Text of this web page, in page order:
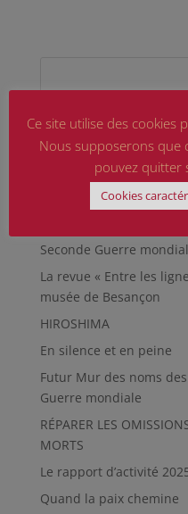
Articles récents
Marguerite MARTIN
Hommage aux
d’aujourd’hui
Seconde Guerre
La revue « Entre les
musée de Besançon
HIROSHIMA
En silence et en peine
Futur Mur des noms
Guerre mondiale
RÉPARER LES
MORTS
Le rapport d’activité
Quand la paix chemine
Ce site utilise des cookies
Nous supposerons que
pouvez quitter
Cookies